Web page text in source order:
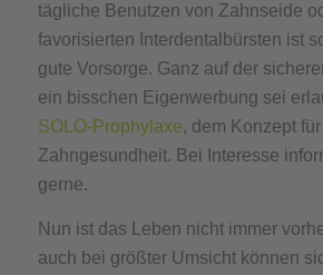
tägliche Benutzen von Zahnseide
favorisierten Interdentalbürsten ist
gute Vorsorge. Ganz auf der
ein bisschen Eigenwerbung sei
SOLO-Prophylaxe, dem Konzept
Zahngesundheit. Bei Interesse
gerne.
Nun ist das Leben nicht immer
auch bei größter Umsicht können